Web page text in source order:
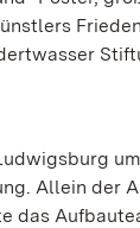
Allein der
das